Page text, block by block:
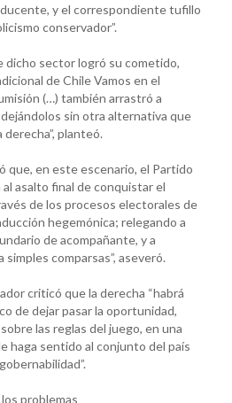
y el correspondiente tufillo
conservador”.
dicho sector logró su cometido,
de Chile Vamos en el
(…) también arrastró a
sin otra alternativa que
planteó.
que, en este escenario, el Partido
asalto final de conquistar el
de los procesos electorales de
hegemónica; relegando a
de acompañante, y a
comparsas”, aseveró.
criticó que la derecha “habrá
de dejar pasar la oportunidad,
las reglas del juego, en una
haga sentido al conjunto del país
problemas